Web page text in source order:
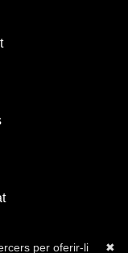
✖
per oferir-li